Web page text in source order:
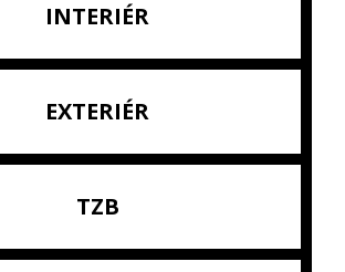
INTERIÉR
EXTERIÉR
TZB